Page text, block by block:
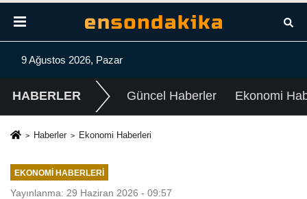
9 Ağustos 2026, Pazar
HABERLER Güncel Haberler Ekonomi
Haberler Ekonomi Haberleri
EKONOMI HABERLERI
Yayınlanma: 29 Haziran 2026 - 09:57